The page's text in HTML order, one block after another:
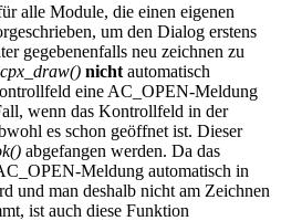
alle Module, die einen eigenen
um den Dialog erstens
gegebenenfalls neu zeichnen zu
cpx_draw() nicht automatisch
eine AC_OPEN-Meldung
wenn das Kontrollfeld in der
es schon geöffnet ist. Dieser
abgefangen werden. Da das
Meldung automatisch in
und man deshalb nicht am Zeichnen
ist auch diese Funktion